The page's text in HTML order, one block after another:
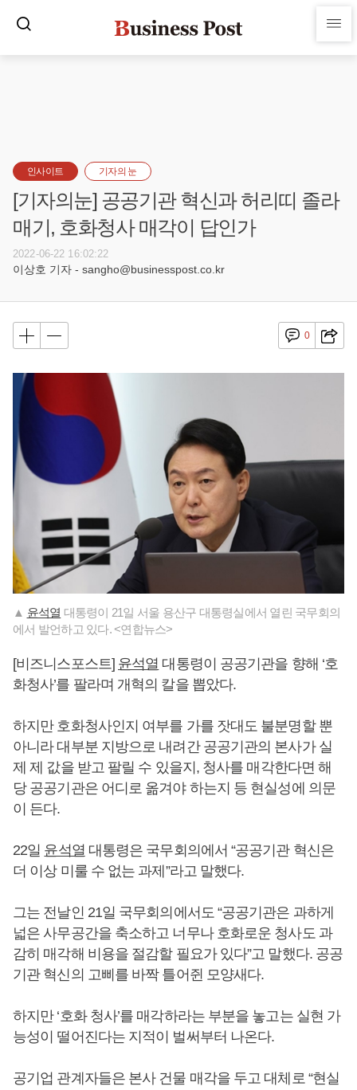
인사이트 기자의 눈
[기자의눈] 공공기관 혁신과 허리띠 졸라
매기, 호화청사 매각이 답인가
2022-06-22 16:02:22
이상호 기자 - sangho@businesspost.co.kr
0
▲ 윤석열 대통령이 21일 서울 용산구 대통령실에서 열린 국무회의
에서 발언하고 있다. <연합뉴스>
[비즈니스포스트] 윤석열 대통령이 공공기관을 향해 ‘호
화청사’를 팔라며 개혁의 칼을 뽑았다.
하지만 호화청사인지 여부를 가를 잣대도 불분명할 뿐
아니라 대부분 지방으로 내려간 공공기관의 본사가 실
제 제 값을 받고 팔릴 수 있을지, 청사를 매각한다면 해
당 공공기관은 어디로 옮겨야 하는지 등 현실성에 의문
이 든다.
22일 윤석열 대통령은 국무회의에서 “공공기관 혁신은
더 이상 미룰 수 없는 과제”라고 말했다.
그는 전날인 21일 국무회의에서도 “공공기관은 과하게
넓은 사무공간을 축소하고 너무나 호화로운 청사도 과
감히 매각해 비용을 절감할 필요가 있다”고 말했다. 공공
기관 혁신의 고삐를 바짝 틀어쥔 모양새다.
하지만 ‘호화 청사’를 매각하라는 부분을 놓고는 실현 가
능성이 떨어진다는 지적이 벌써부터 나온다.
공기업 관계자들은 본사 건물 매각을 두고 대체로 “현실